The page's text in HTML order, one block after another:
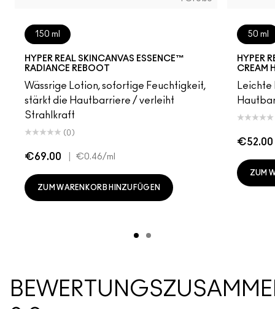
150 ml
HYPER REAL SKINCANVAS ESSENCE™
RADIANCE REBOOT
Wässrige Lotion, sofortige Feuchtigkeit,
stärkt die Hautbarriere / verleiht
Strahlkraft
(0)
€69.00 €0.46/ml
ZUM WARENKORB HINZUFÜGEN
50 ml
HYPER
CREAM
Leichte
€52.00
ZUM